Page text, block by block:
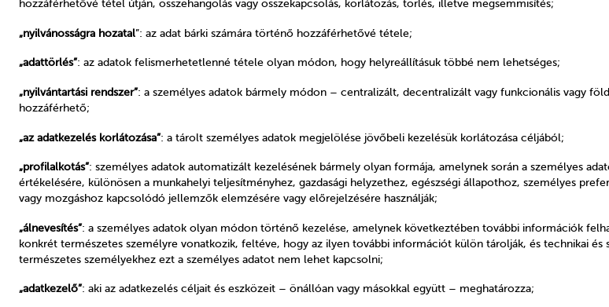
hozzáférhetővé tétel útján, összehangolás vagy összekapcsolás, korlátozás, törlés, illetve megsemmisítés;
„nyilvánosságra hozatal”: az adat bárki számára történő hozzáférhetővé tétele;
„adattörlés”: az adatok felismerhetetlenné tétele olyan módon, hogy helyreállításuk többé nem lehetséges;
„nyilvántartási rendszer”: a személyes adatok bármely módon – centralizált, decentralizált vagy funkcionális vagy
hozzáférhető;
„az adatkezelés korlátozása”: a tárolt személyes adatok megjelölése jövőbeli kezelésük korlátozása céljából;
„profilalkotás”: személyes adatok automatizált kezelésének bármely olyan formája, amelynek során a személyes
értékelésére, különösen a munkahelyi teljesítményhez, gazdasági helyzethez, egészségi állapothoz, személyes
vagy mozgáshoz kapcsolódó jellemzők elemzésére vagy előrejelzésére használják;
„álnevesítés”: a személyes adatok olyan módon történő kezelése, amelynek következtében további információk
konkrét természetes személyre vonatkozik, feltéve, hogy az ilyen további információt külön tárolják, és technikai
természetes személyekhez ezt a személyes adatot nem lehet kapcsolni;
„adatkezelő”: aki az adatkezelés céljait és eszközeit – önállóan vagy másokkal együtt – meghatározza;